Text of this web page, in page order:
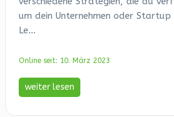
um dein Unternehmen oder
Le...
Online seit: 10. März 2023
weiter lesen